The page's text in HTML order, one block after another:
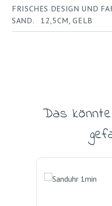
FRISCHES DESIGN UND
SAND. 12,5CM, GELB
Produktgalerie
Das